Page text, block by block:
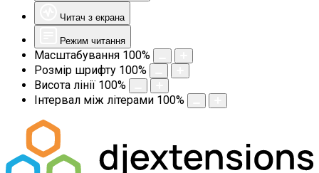
Читач з екрана
Режим читання
Масштабування 100%
Розмір шрифту 100%
Висота лінії 100%
Інтервал між літерами 100%